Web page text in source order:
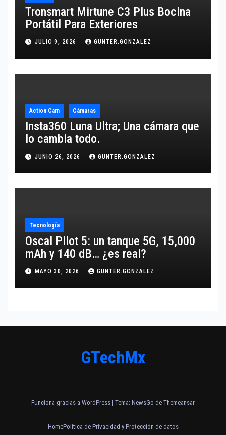
Tronsmart Mirtune C3 Plus Bocina
Portátil Para Exteriores
JULIO 9, 2026 GUNTER.GONZALEZ
Action Cam Cámaras
Insta360 Luna Ultra; Una cámara que
lo cambia todo.
JUNIO 26, 2026 GUNTER.GONZALEZ
Tecnología
Oscal Pilot 5: un tanque 5G, 15,000
mAh y 140 dB… ¿es real?
MAYO 30, 2026 GUNTER.GONZALEZ
GTechMx
Funciona gracias a WordPress | Tema: NewsGo de Themeansar
HomePolítica de Privacidad y Protección de datos